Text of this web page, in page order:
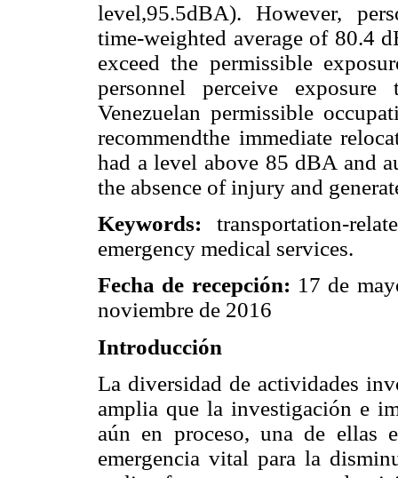
level,95.5dBA). However,
time-weighted average of 80.4
exceed the permissible
personnel perceive
Venezuelan permissible
recommendthe immediate
had a level above 85 dBA and
the absence of injury and
Keywords: transportation-
emergency medical services.
Fecha de recepción: 17 de
noviembre de 2016
Introducción
La diversidad de actividades
amplia que la investigación e
aún en proceso, una de ellas
emergencia vital para la